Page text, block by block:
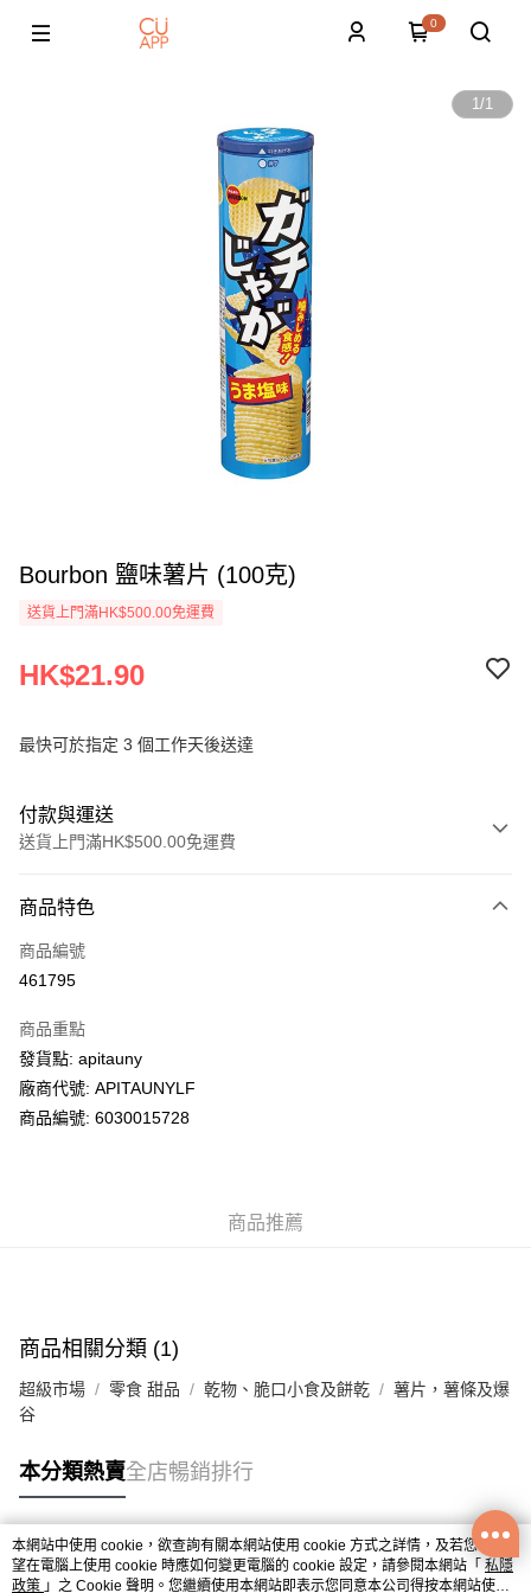
0
1/1
Bourbon 鹽味薯片 (100克)
送貨上門滿HK$500.00免運費
HK$21.90
最快可於指定 3 個工作天後送達
付款與運送
送貨上門滿HK$500.00免運費
信用卡
AlipayHK
WeChat Pay
送貨方式
每筆HK$50.00，滿HK$200.00或以上免運費
UNY 門市自取
每筆HK$50.00，滿HK$200.00或以上免運費
商品特色
商品編號
461795
商品重點
發貨點: apitauny
廠商代號: APITAUNYLF
商品編號: 6030015728
商品推薦
商品相關分類 (1)
超級市場 零食 甜品 乾物、脆口小食及餅乾
薯片，薯條及爆
谷
本分類熱賣全店暢銷排行
熱門標籤
本網站中使用 cookie，欲查詢有關本網站使用 cookie 方式之詳情，及若您不希
望在電腦上使用 cookie 時應如何變更電腦的 cookie 設定，請參閱本網站「 私隱
政策 」之 Cookie 聲明。您繼續使用本網站即表示您同意本公司得按本網站使用